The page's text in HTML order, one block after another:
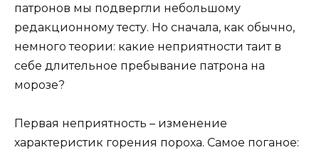
патронов мы подвергли небольшому
редакционному тесту. Но сначала, как обычно,
немного теории: какие неприятности таит в
себе длительное пребывание патрона на
морозе?
Первая неприятность – изменение
характеристик горения пороха. Самое поганое: